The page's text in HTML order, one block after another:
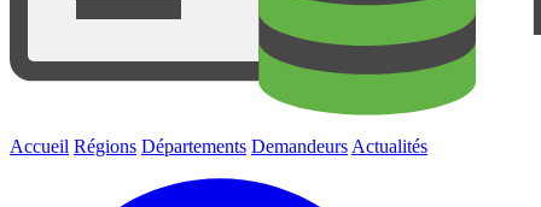
Accueil Régions Départements Demandeurs Actualités